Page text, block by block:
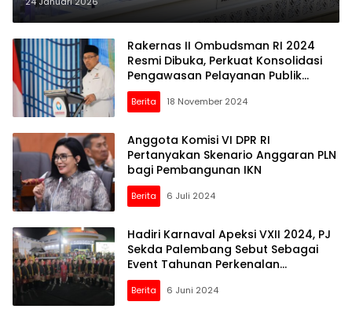
Rakernas II Ombudsman RI 2024
Resmi Dibuka, Perkuat Konsolidasi
Pengawasan Pelayanan Publik
Mengawal Asta Cita
Berita 18 November 2024
Anggota Komisi VI DPR RI
Pertanyakan Skenario Anggaran PLN
bagi Pembangunan IKN
Berita 6 Juli 2024
Hadiri Karnaval Apeksi VXII 2024, PJ
Sekda Palembang Sebut Sebagai
Event Tahunan Perkenalan
Kebudayaan
Berita 6 Juni 2024